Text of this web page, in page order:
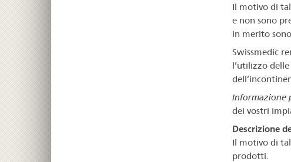
Il motivo di
e non sono
in merito
Swissmedic
l’utilizzo
Informazione
dei vostri
Descrizione
Il motivo di
prodotti.